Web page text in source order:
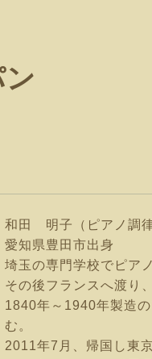
和田 明子（ピアノ調律
愛知県豊田市出身
埼玉の専門学校でピア
その後フランスへ渡り
1840年～1940年製造
む。
2011年7月、帰国し東